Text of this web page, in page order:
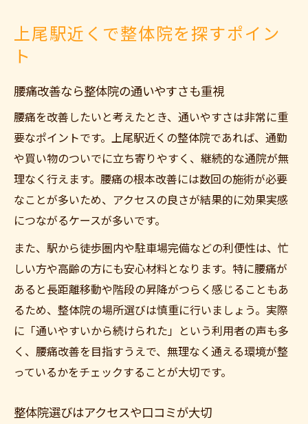
上尾駅近くで整体院を探すポイン
ト
腰痛改善なら整体院の通いやすさも重視
腰痛を改善したいと考えたとき、通いやすさは非常に重
要なポイントです。上尾駅近くの整体院であれば、通勤
や買い物のついでに立ち寄りやすく、継続的な通院が無
理なく行えます。腰痛の根本改善には数回の施術が必要
なことが多いため、アクセスの良さが結果的に効果実感
につながるケースが多いです。
また、駅から徒歩圏内や駐車場完備などの利便性は、忙
しい方や高齢の方にも安心材料となります。特に腰痛が
あると長距離移動や階段の昇降がつらく感じることもあ
るため、整体院の場所選びは慎重に行いましょう。実際
に「通いやすいから続けられた」という利用者の声も多
く、腰痛改善を目指すうえで、無理なく通える環境が整
っているかをチェックすることが大切です。
整体院選びはアクセスや口コミが大切